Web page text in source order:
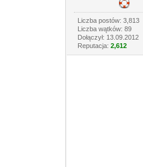
Liczba postów: 3,813
Liczba wątków: 89
Dołączył: 13.09.2012
Reputacja: 2,612